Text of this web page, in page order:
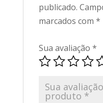
publicado.
marcados com *
Sua avaliação *